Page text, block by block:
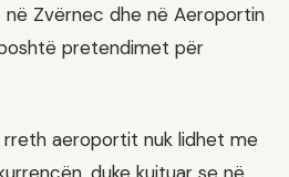
Zvërnec dhe në Aeroportin
pretendimet për
rreth aeroportit nuk lidhet me